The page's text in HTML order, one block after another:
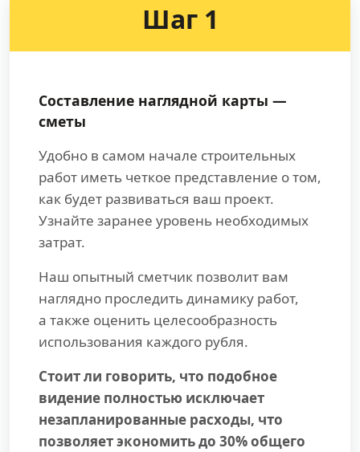
Шаг 1
Составление наглядной карты —
сметы
Удобно в самом начале строительных
работ иметь четкое представление о том,
как будет развиваться ваш проект.
Узнайте заранее уровень необходимых
затрат.
Наш опытный сметчик позволит вам
наглядно проследить динамику работ,
а также оценить целесообразность
использования каждого рубля.
Стоит ли говорить, что подобное
видение полностью исключает
незапланированные расходы, что
позволяет экономить до 30% общего